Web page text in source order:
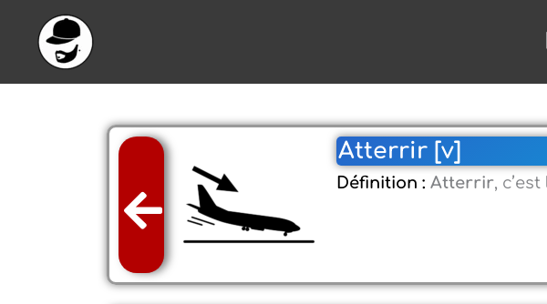
contenu
Atterrir [v]
Définition :Atterrir, c’est